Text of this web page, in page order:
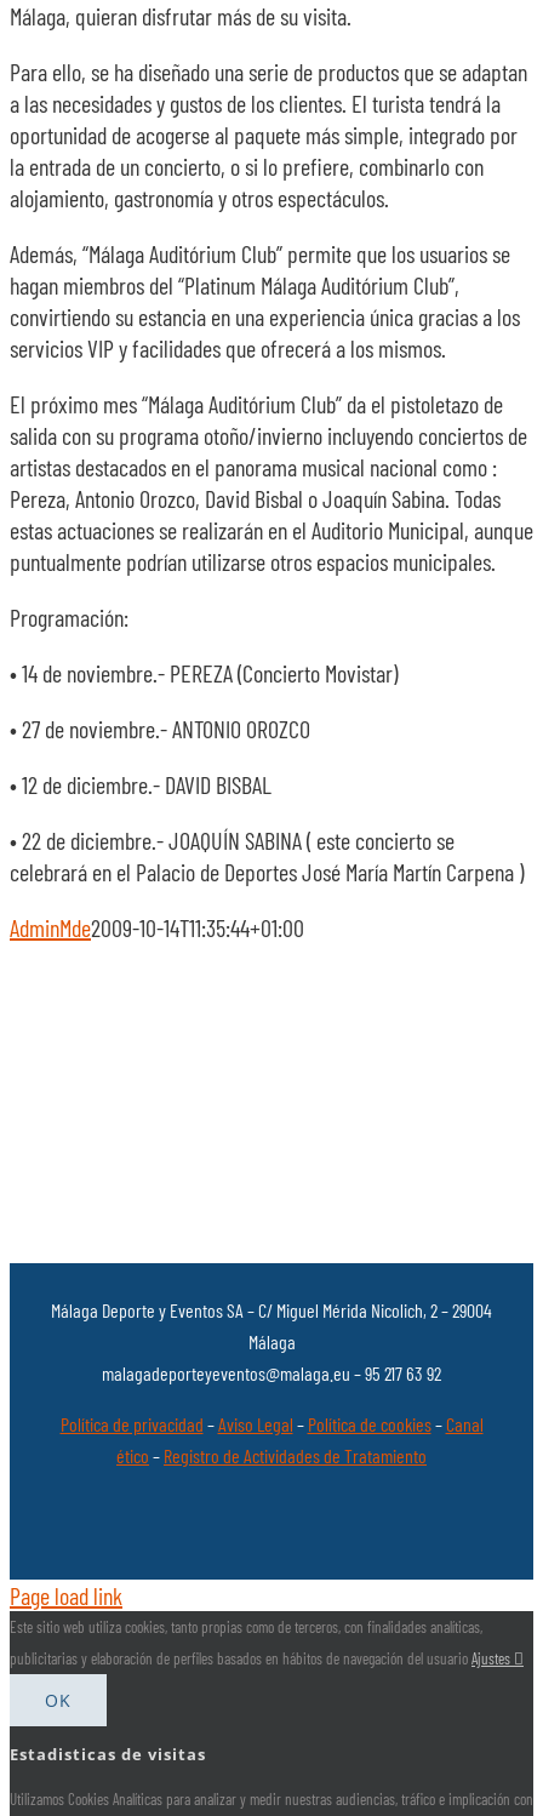
Málaga, quieran disfrutar más de su visita.
Para ello, se ha diseñado una serie de productos que se adaptan
a las necesidades y gustos de los clientes. El turista tendrá la
oportunidad de acogerse al paquete más simple, integrado por
la entrada de un concierto, o si lo prefiere, combinarlo con
alojamiento, gastronomía y otros espectáculos.
Además, “Málaga Auditórium Club” permite que los usuarios se
hagan miembros del “Platinum Málaga Auditórium Club”,
convirtiendo su estancia en una experiencia única gracias a los
servicios VIP y facilidades que ofrecerá a los mismos.
El próximo mes “Málaga Auditórium Club” da el pistoletazo de
salida con su programa otoño/invierno incluyendo conciertos de
artistas destacados en el panorama musical nacional como :
Pereza, Antonio Orozco, David Bisbal o Joaquín Sabina. Todas
estas actuaciones se realizarán en el Auditorio Municipal, aunque
puntualmente podrían utilizarse otros espacios municipales.
Programación:
• 14 de noviembre.- PEREZA (Concierto Movistar)
• 27 de noviembre.- ANTONIO OROZCO
• 12 de diciembre.- DAVID BISBAL
• 22 de diciembre.- JOAQUÍN SABINA ( este concierto se
celebrará en el Palacio de Deportes José María Martín Carpena )
AdminMde2009-10-14T11:35:44+01:00
Málaga Deporte y Eventos SA – C/ Miguel Mérida Nicolich, 2 – 29004
Málaga
malagadeporteyeventos@malaga.eu – 95 217 63 92
Política de privacidad –Aviso Legal – Política de cookies–Canal
ético – Registro de Actividades de Tratamiento
Page load link
Este sitio web utiliza cookies, tanto propias como de terceros, con finalidades analíticas,
publicitarias y elaboración de perfiles basados en hábitos de navegación del usuarioAjustes
OK
Estadisticas de visitas
Utilizamos Cookies Analíticas para analizar y medir nuestras audiencias, tráfico e implicación con